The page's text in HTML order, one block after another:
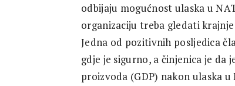
odbijaju mogućnost ulaska u
organizaciju treba gledati
Jedna od pozitivnih posljedica
gdje je sigurno, a činjenica je
proizvoda (GDP) nakon ulaska